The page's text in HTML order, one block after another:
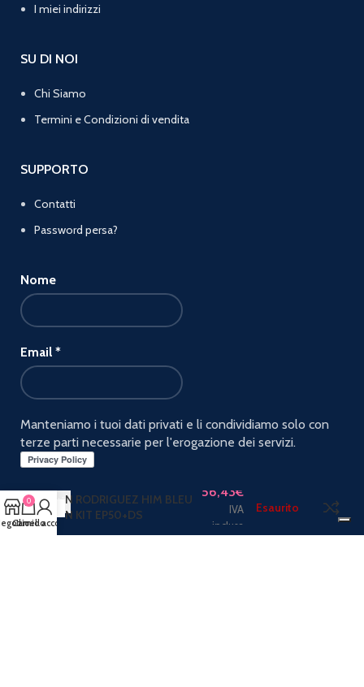
I miei indirizzi
SU DI NOI
Chi Siamo
Termini e Condizioni di vendita
SUPPORTO
Contatti
Password persa?
Nome
Email *
Manteniamo i tuoi dati privati e li condividiamo solo con
terze parti necessarie per l'erogazione dei servizi.
PAGAMENTI ACCETTATI:
N RODRIGUEZ HIM BLEU
N KIT EP50+DS
56,43€
IVA
inclusa
Esaurito
0
Carrello
Il mio account